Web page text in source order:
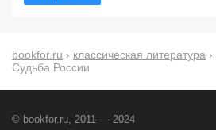
bookfor.ru › классическая литература ›
Судьба России
© bookfor.ru, 2011 — 2024